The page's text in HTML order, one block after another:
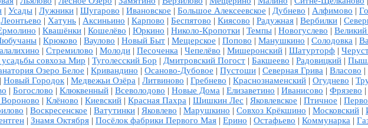
| Усады | Лужники | Шугарово | Ивановское | Большое Алексеевское | Дубнево | Алфимово |
Леонтьево | Хатунь | Аксиньино | Карпово | Беспятово | Киясово | Радужная | Вербилки |
| Квашёнки | Кошелёво | Юркино | Николо-Кропотки | Темпы | Новогуслево |
| Крюково | Ваулово | Новый Быт | Мещерское | Попово | Манушкино | Солодовка |
| Стремилово | Молоди | Песоченка | Чепелёво | Мишеронский | Шатурторф |
совхоза Мир | Туголесский Бор | Дмитровский Погост | Бакшеево | Радовицкий |
Озеро Белое | Кривандино | Осаново-Дубовое | Пустоши | Северная Грива | Власово |
| Новый Городок | Медвежьи Озёра | Литвиново | Гребнево | Краснознаменский | Огуднево |
| Богослово | Клюквенный | Всеволодово | Новые Дома | Елизаветино | Иванисово | Фрязево |
| Клёново | Киевский | Красная Пахра | Шишкин Лес | Яковлевское | Птичное |
| Воскресенское | Ватутинки | Яковлево | Марушкино | Совхоз Крёкшино | Московский |
| Знамя Октября | Посёлок фабрики Первого Мая | Ерино | Остафьево | Коммунарка |